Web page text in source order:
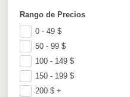
Rango de Precios
0 - 49$
50 - 99$
100 - 149$
150 - 199$
200$ +